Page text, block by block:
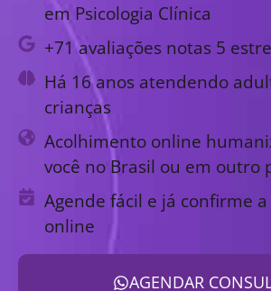
em Psicologia Clínica
+71 avaliações notas 5
Há 16 anos atendendo
crianças
Acolhimento online
você no Brasil ou em outro
Agende fácil e já confirme
online
AGENDAR